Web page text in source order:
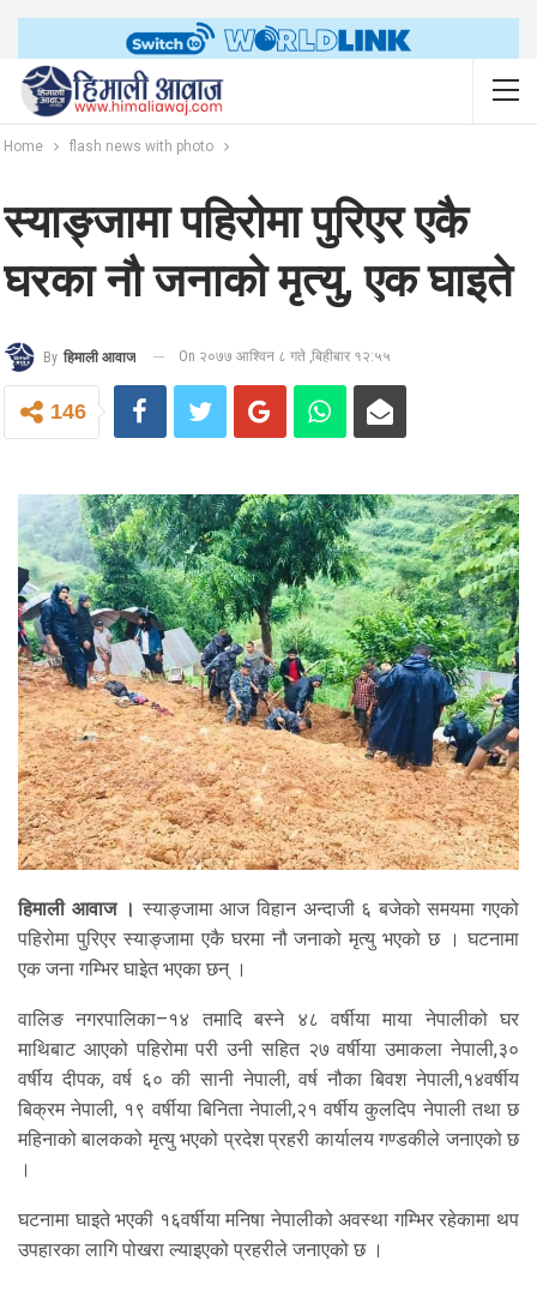
Home flash news with photo
स्याङ्जामा पहिरोमा पुरिएर एकै
घरका नौ जनाको मृत्यु, एक घाइते
By हिमाली आवाज On २०७७ आश्विन ८ गते ,बिहीबार १२:५५
146
हिमाली आवाज । स्याङ्जामा आज विहान अन्दाजी ६ बजेको समयमा गएको
पहिरोमा पुरिएर स्याङ्जामा एकै घरमा नौ जनाको मृत्यु भएको छ । घटनामा
एक जना गम्भिर घाइेत भएका छन् ।
वालिङ नगरपालिका–१४ तमादि बस्ने ४८ वर्षीया माया नेपालीको घर
माथिबाट आएको पहिरोमा परी उनी सहित २७ वर्षीया उमाकला नेपाली,३०
वर्षीय दीपक, वर्ष ६० की सानी नेपाली, वर्ष नौका बिवश नेपाली,१४वर्षीय
बिक्रम नेपाली, १९ वर्षीया बिनिता नेपाली,२१ वर्षीय कुलदिप नेपाली तथा छ
महिनाको बालकको मृत्यु भएको प्रदेश प्रहरी कार्यालय गण्डकीले जनाएको छ
।
घटनामा घाइते भएकी १६वर्षीया मनिषा नेपालीको अवस्था गम्भिर रहेकामा थप
उपहारका लागि पोखरा ल्याइएको प्रहरीले जनाएको छ ।